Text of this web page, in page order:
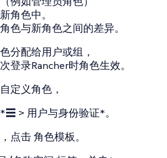
角色中。
色与新角色之间的差异。
分配给用户或组，
登录Rancher时角色生效。
定义角色，
> 用户与身份验证*。
点击角色模板。